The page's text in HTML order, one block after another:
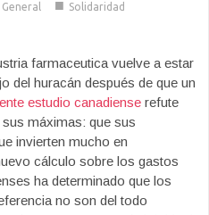
General ■ Solidaridad
farmaceutica vuelve a estar
del huracán después de que un
estudio canadiense refute
sus máximas: que sus
invierten mucho en
cálculo sobre los gastos
ha determinado que los
no son del todo